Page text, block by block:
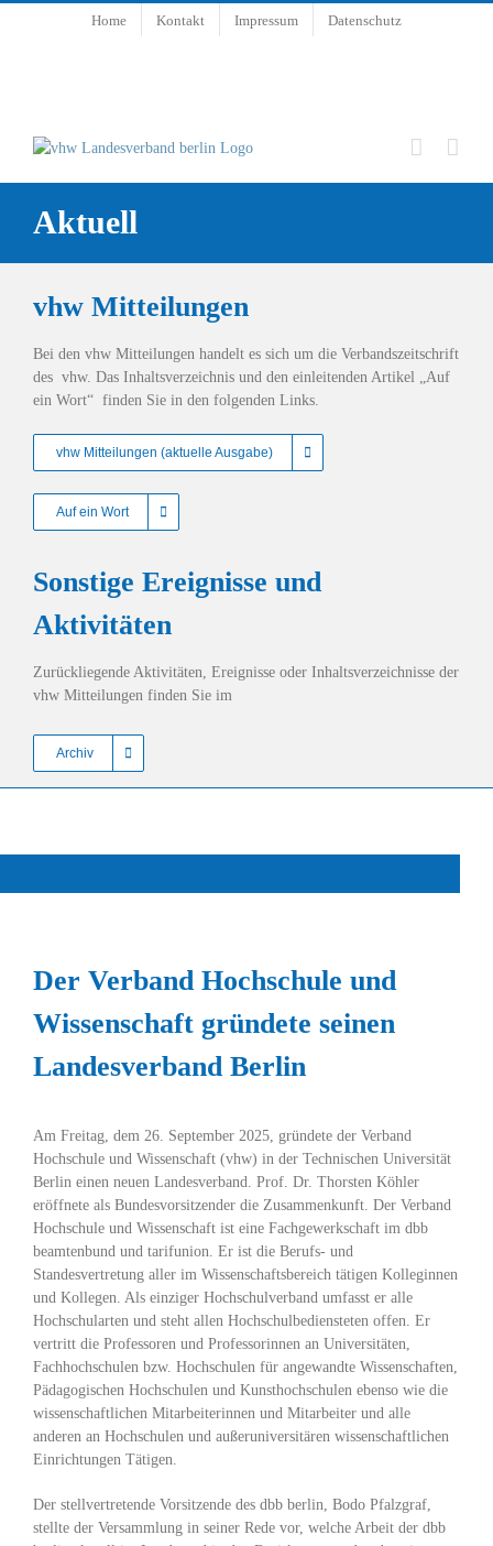
Home Kontakt Impressum Datenschutz
Aktuell
vhw Mitteilungen
Bei den vhw Mitteilungen handelt es sich um die Verbandszeitschrift
des vhw. Das Inhaltsverzeichnis und den einleitenden Artikel „Auf
ein Wort“ finden Sie in den folgenden Links.
vhw Mitteilungen (aktuelle Ausgabe)
Auf ein Wort
Sonstige Ereignisse und
Aktivitäten
Zurückliegende Aktivitäten, Ereignisse oder Inhaltsverzeichnisse der
vhw Mitteilungen finden Sie im
Archiv
Der Verband Hochschule und
Wissenschaft gründete seinen
Landesverband Berlin
Am Freitag, dem 26. September 2025, gründete der Verband
Hochschule und Wissenschaft (vhw) in der Technischen Universität
Berlin einen neuen Landesverband. Prof. Dr. Thorsten Köhler
eröffnete als Bundesvorsitzender die Zusammenkunft. Der Verband
Hochschule und Wissenschaft ist eine Fachgewerkschaft im dbb
beamtenbund und tarifunion. Er ist die Berufs- und
Standesvertretung aller im Wissenschaftsbereich tätigen Kolleginnen
und Kollegen. Als einziger Hochschulverband umfasst er alle
Hochschularten und steht allen Hochschulbediensteten offen. Er
vertritt die Professoren und Professorinnen an Universitäten,
Fachhochschulen bzw. Hochschulen für angewandte Wissenschaften,
Pädagogischen Hochschulen und Kunsthochschulen ebenso wie die
wissenschaftlichen Mitarbeiterinnen und Mitarbeiter und alle
anderen an Hochschulen und außeruniversitären wissenschaftlichen
Einrichtungen Tätigen.
Der stellvertretende Vorsitzende des dbb berlin, Bodo Pfalzgraf,
stellte der Versammlung in seiner Rede vor, welche Arbeit der dbb